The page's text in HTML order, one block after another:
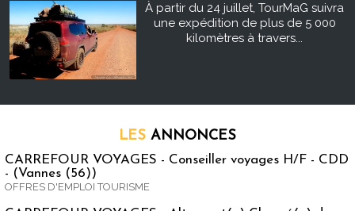
À partir du 24 juillet, TourMaG suivra
une expédition de plus de 5 000
kilomètres à travers...
LES ANNONCES
CARREFOUR VOYAGES - Conseiller voyages H/F - CDD
- (Vannes (56))
OFFRES D'EMPLOI TOURISME